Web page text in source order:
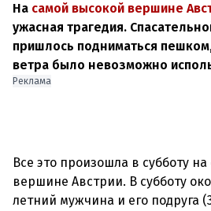
На самой высокой вершине
ужасная трагедия.
пришлось подниматься
ветра было невозможно
Реклама
Все это произошла в субботу
вершине Австрии. В субботу
летний мужчина и его подруга